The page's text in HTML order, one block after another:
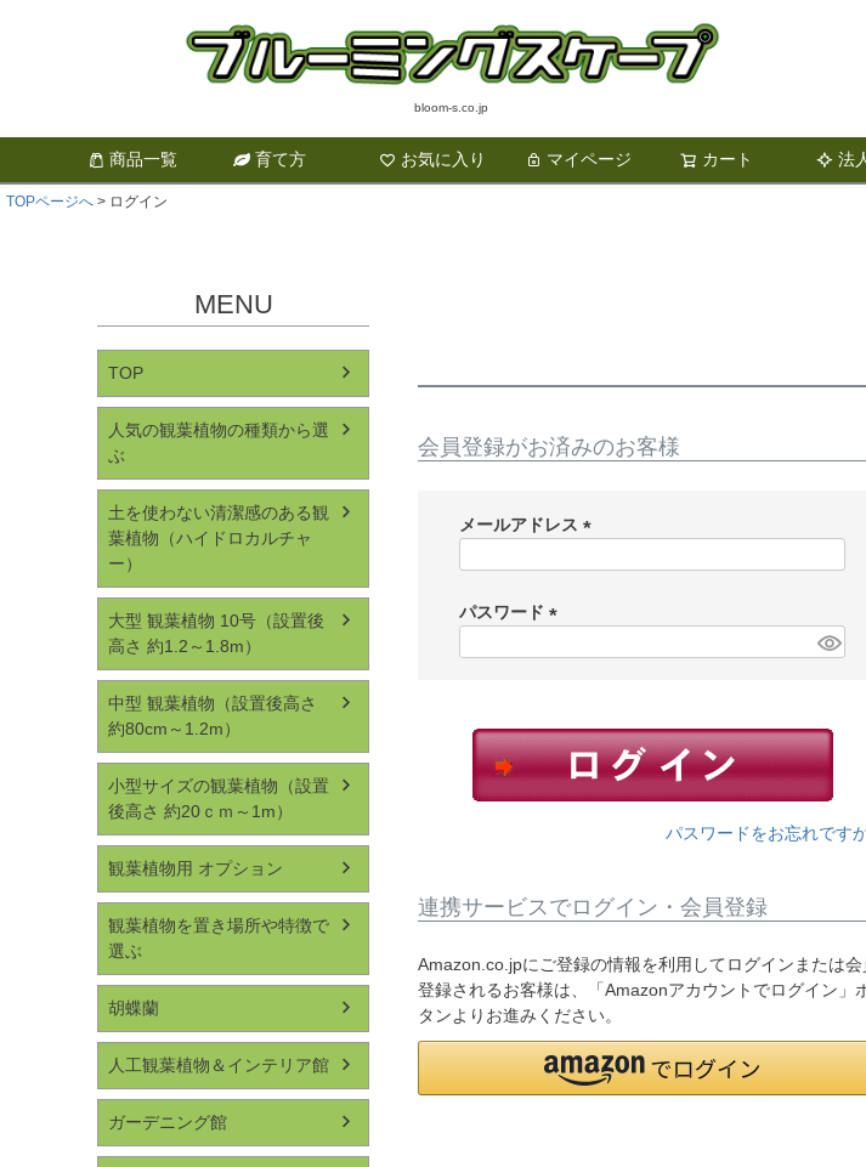
bloom-s.co.jp
商品一覧 育て方 お気に入り マイページ カート 法
TOPページへ ログイン
MENU
TOP
人気の観葉植物の種類から選
ぶ
土を使わない清潔感のある観
葉植物（ハイドロカルチャ
ー）
大型 観葉植物 10号（設置後
高さ 約1.2～1.8m）
中型 観葉植物（設置後高さ
約80cm～1.2m）
小型サイズの観葉植物（設置
後高さ 約20ｃｍ～1m）
観葉植物用 オプション
観葉植物を置き場所や特徴で
選ぶ
胡蝶蘭
人工観葉植物＆インテリア館
ガーデニング館
会員登録がお済みのお客様
メールアドレス
)
パスワード
パスワードをお忘れです
連携サービスでログイン・会員登録
Amazon.co.jpにご登録の情報を利用してログインまたは会
登録されるお客様は、「Amazonアカウントでログイン」
タンよりお進みください。